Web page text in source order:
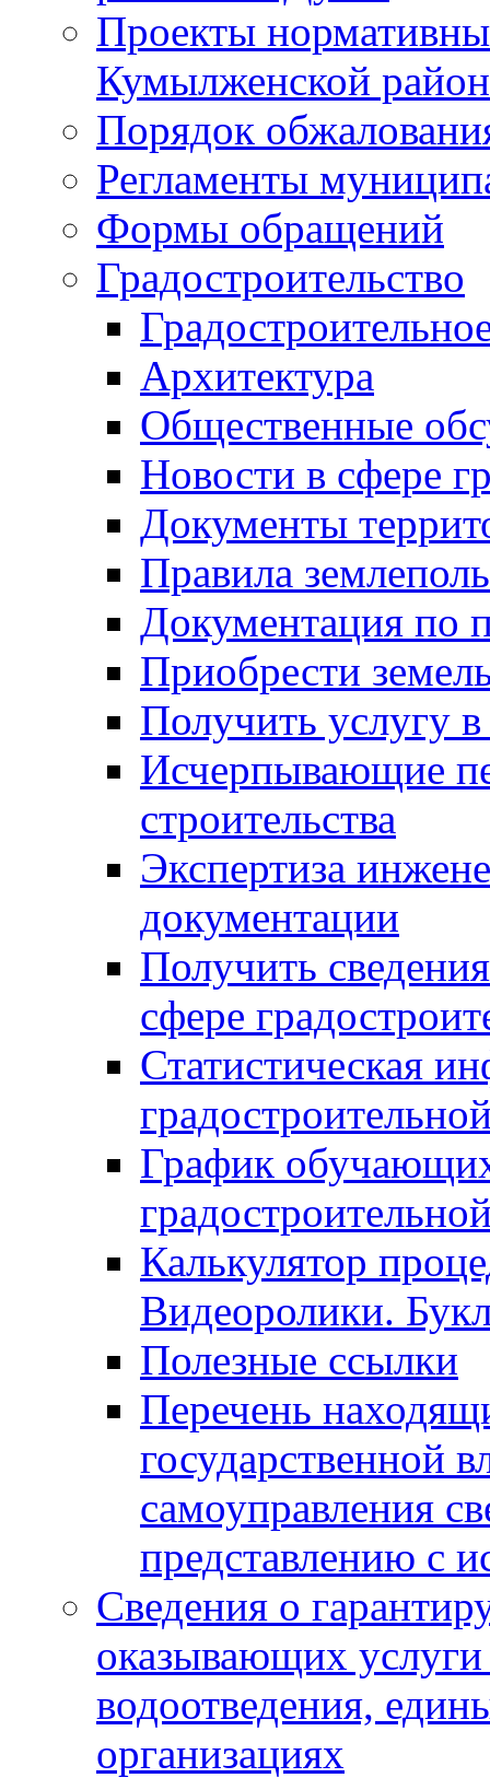
Проекты
Кумылженской
Порядок
Регламенты
Формы обращений
Градостроительство
Архитектура
Общественные
Новости в сфере
Документы
Правила
Документация по
Приобрести
Получить услугу в
Исчерпывающие
строительства
Экспертиза
документации
Получить
сфере
Статистическая
График
Калькулятор
Видеоролики.
Полезные ссылки
Перечень
государственной
самоуправления
представлению с
Сведения о
оказывающих
водоотведения,
организациях